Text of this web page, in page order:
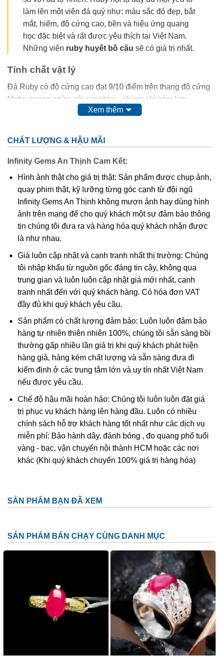
làm lên một viên đá quý như: màu sắc đỏ đẹp, bắt
mắt, hiếm, độ cứng cao, bền và hiệu ứng quang
học đặc biệt và rất được yêu thích tại Việt Nam.
Những viên ruby huyết bồ câu sẽ có giá trị nhất.
Tính chất vật lý
Đá Ruby có độ cứng cao đạt 9/10 điểm trên thang độ cứng
Mohs ngang ngửa với sapphire , chúng chỉ kém kim
-Về mặt tự nhiên Ruby có 2 loại: Ruby thịt và ruby sao
Ruby thịt: Loại đá thường, không có hiệu ứng ngôi sao
Ruby sao: Loại đá xuất hiện ngôi sao 6 cánh ở bề mặt
khi chiếu đèn pin.
-Về mặt xử lý, đá Ruby lại được chia thành các loại
Ruby tự nhiên hoàn toàn (hay còn gọi là ruby sống): đá
ruby được khai thác từ mỏ, không qua xử lý
Ruby được xử lý nhiệt (Ruby nung):Đá sau khi khai
thác được nung để đốt cháy tạp chất và tăng độ sáng
bóng.
Đá ruby phủ thủy tinh:Đá ruby sau khi khai thác đem về
nung chung với thủy tinh và kim loại tạo màu để thủy
tinh len vào các khe nứt giúp tăng độ bóng và màu sắc
của đá.
Ruby nhuộm:đá ruby được khai thác tự nhiên không
nhuộm.
Ruby nhân tạo:
Ruby được tạo ra từ phòng thí nghiệm,
mô phỏng quá trình hình thành trong tự nhiên.
Ruby giả:là loại được chế tác từ nhựa, thủy tinh và các
loại đá tổng hợp không có giá trị.
Trang Sức Ruby
Để biết tại sao chúng ta nên bỏ nhiều tiền bạc để mua một
viên đá Ruby thì trước tiên ta phải hiểu được giá trị của đá,
Xem thêm
CHẤT LƯỢNG & HẬU MÃI
Infinity Gems An Thịnh Cam Kết:
Hình ảnh thật cho giá trị thật: Sản phẩm được chụp ảnh,
quay phim thật, kỹ lưỡng từng góc cạnh từ đội ngũ
Infinity Gems An Thịnh không mượn ảnh hay dùng hình
ảnh trên mạng để cho quý khách một sự đảm bảo thông
tin chúng tôi đưa ra và hàng hóa quý khách nhận được
là như nhau.
Giá luôn cập nhật và cạnh tranh nhất thị trường: Chúng
tôi nhập khẩu từ nguồn gốc đáng tin cậy, không qua
trung gian và luôn luôn cập nhật giá mới nhất, cạnh
tranh nhất đến với quý khách hàng. Có hóa đơn VAT
đầy đủ khi quý khách yêu cầu.
Sản phẩm có chất lượng đảm bảo: Luôn luôn đảm bảo
hàng tự nhiên thiên nhiên 100%, chúng tôi sẵn sàng bồi
thường gấp nhiều lần giá trị khi quý khách phát hiện
hàng giả, hàng kém chất lượng và sẵn sàng đưa đi
kiểm định ở các trung tâm lớn và uy tín nhất Việt Nam
nếu được yêu cầu.
Chế độ hậu mãi hoàn hảo: Chúng tôi luôn luôn đặt giá
trị phục vụ khách hàng lên hàng đầu. Luôn có nhiều
chính sách hỗ trợ khách hàng tốt nhất như các dịch vụ
miễn phí: Bảo hành dây, đánh bóng , đo quang phổ tuổi
vàng - bạc, vận chuyển nội thành HCM hoặc các nơi
khác (Khi quý khách chuyển 100% giá trị hàng hóa)
SẢN PHẨM BẠN ĐÃ XEM
SẢN PHẨM BÁN CHẠY CÙNG DANH MỤC